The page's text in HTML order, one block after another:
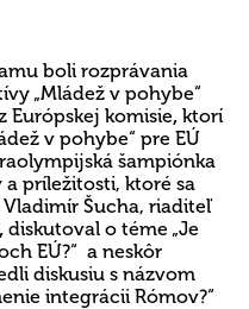
boli rozprávania
„Mládež v pohybe“
Európskej komisie, ktorí
v pohybe“ pre EÚ
šampiónka
príležitosti, ktoré sa
Šucha, riaditeľ
, diskutoval o téme „Je
EÚ?“ a neskôr
diskusiu s názvom
integrácii Rómov?“